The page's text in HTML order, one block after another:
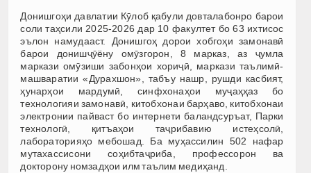
Донишгоҳи давлатии Кӯлоб қабули довталабонро барои
соли таҳсили 2025-2026 дар 10 факултет бо 63 ихтисос
эълон намудааст. Донишгоҳ дорои хобгоҳи замонавӣ
барои донишҷӯёну омӯзгорон, 8 марказ, аз ҷумла
маркази омӯзиши забонҳои хориҷӣ, маркази таълимӣ-
машваратии «Дурахшон», табъу нашр, рушди касбият,
ҳунарҳои мардумӣ, синфхонаҳои муҷаҳҳаз бо
технологияи замонавӣ, китобхонаи барҳаво, китобхонаи
электронии пайваст бо интернети баландсуръат, Парки
технологӣ, қитъаҳои таҷрибавию истеҳсолӣ,
лабораторияҳо мебошад. Ба муҳассилин 502 нафар
мутахассисони соҳибтаҷриба, профессорон ва
докторону номзадҳои илм таълим медиҳанд.